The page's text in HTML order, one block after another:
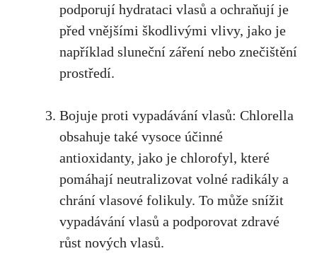
podporují hydrataci vlasů a ochraňují je
před vnějšími škodlivými vlivy, jako je
například sluneční záření nebo znečištění
prostředí.
Bojuje proti vypadávání vlasů: Chlorella
obsahuje také vysoce účinné
antioxidanty, jako je chlorofyl, které
pomáhají neutralizovat volné radikály a
chrání vlasové folikuly. To může snížit
vypadávání vlasů a podporovat zdravé
růst nových vlasů.